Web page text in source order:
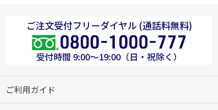
ご注文受付フリーダイヤル (通話料無料)
受付時間 9:00～19:00（日・祝除く）
ご利用ガイド